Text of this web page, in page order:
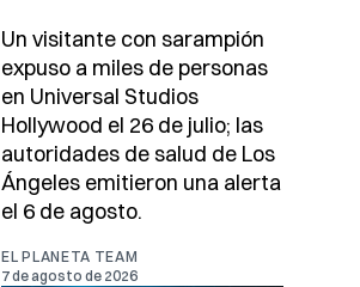
Un visitante con sarampión
expuso a miles de personas
en Universal Studios
Hollywood el 26 de julio; las
autoridades de salud de Los
Ángeles emitieron una alerta
el 6 de agosto.
EL PLANETA TEAM
7 de agosto de 2026